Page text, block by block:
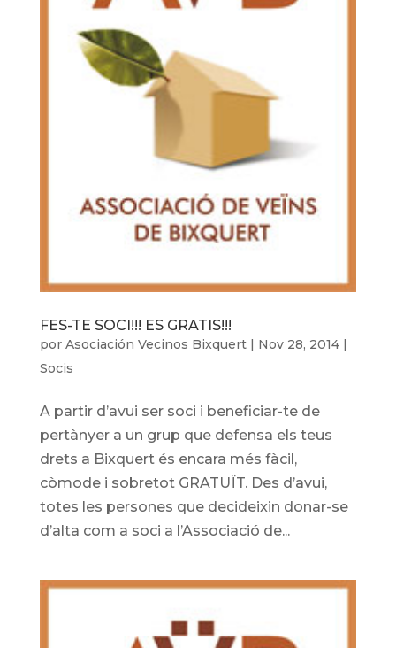
FES-TE SOCI!!! ES GRATIS!!!
por Asociación Vecinos Bixquert| Nov 28, 2014|
Socis
A partir d’avui ser soci i beneficiar-te de
pertànyer a un grup que defensa els teus
drets a Bixquert és encara més fàcil,
còmode i sobretot GRATUÏT. Des d’avui,
totes les persones que decideixin donar-se
d’alta com a soci a l’Associació de...